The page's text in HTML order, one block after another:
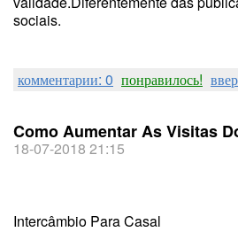
sociais.
комментарии: 0 понравилось!
Como Aumentar As Visitas
18-07-2018 21:15
Intercâmbio Para Casal